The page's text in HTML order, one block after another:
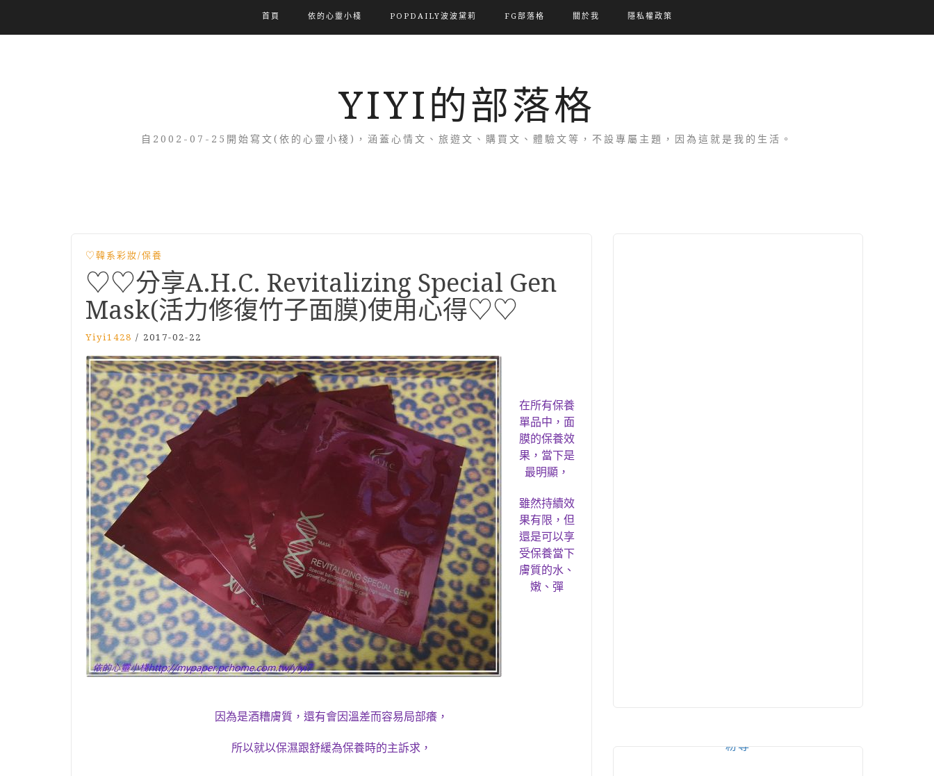
首頁 依的心靈小棧 POPDAILY波波黛莉 FG部落格 關於我 隱私權政策
YIYI的部落格
自2002-07-25開始寫文(依的心靈小棧)，涵蓋心情文、旅遊文、購買文、體驗文等，不設專屬主題，因為這就是我的生活。
♡韓系彩妝/保養
♡♡分享A.H.C. Revitalizing Special Gen
Mask(活力修復竹子面膜)使用心得♡♡
Yiyi1428 / 2017-02-22
在所有保養
單品中 ， 面
膜的保養效
果 ， 當下是
最明顯 ，
雖然持續效
果有限 ， 但
還是可以享
受保養當下
膚質的水、
嫩、彈
因為是酒糟膚質 ， 還有會因溫差而容易局部癢 ，
所以就以保濕跟舒緩為保養時的主訴求 ， 粉專